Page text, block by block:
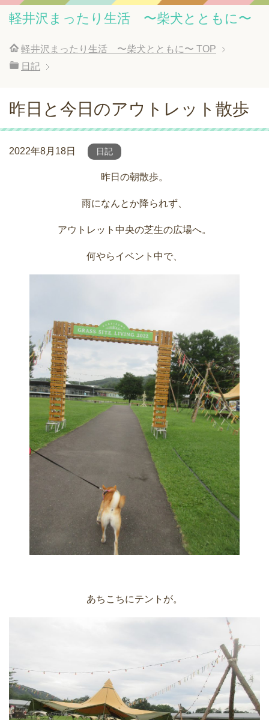
軽井沢まったり生活 〜柴犬とともに〜
軽井沢まったり生活 〜柴犬とともに〜 TOP
日記
昨日と今日のアウトレット散歩
2022年8月18日 日記
昨日の朝散歩。
雨になんとか降られず、
アウトレット中央の芝生の広場へ。
何やらイベント中で、
あちこちにテントが。